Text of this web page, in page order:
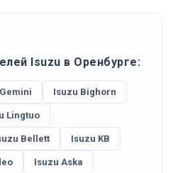
Isuzu в Оренбурге:
Isuzu Bighorn
Lingtuo
Bellett Isuzu KB
Isuzu Aska